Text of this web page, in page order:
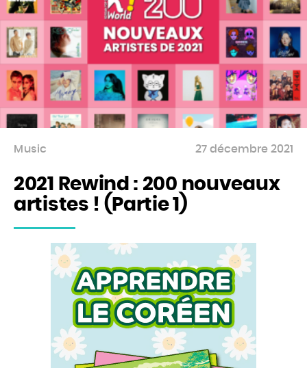
Music
2021 Rewind : 200 nouveaux
artistes ! (Partie 1)
27 décembre 2021